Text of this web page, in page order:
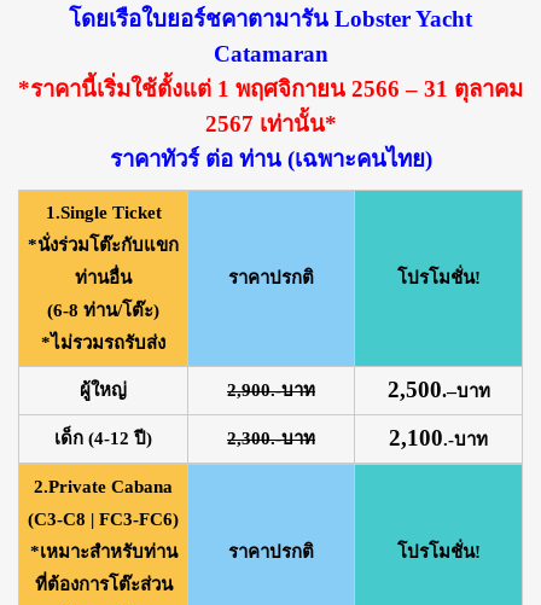
โดยเรือใบยอร์ชคาตามารัน Lobster Yacht
Catamaran
*ราคานี้เริ่มใช้ตั้งแต่ 1 พฤศจิกายน 2566 – 31 ตุลาคม
2567 เท่านั้น*
ราคาทัวร์ ต่อ ท่าน (เฉพาะคนไทย)
1.Single Ticket
*นั่งร่วมโต๊ะกับแขก
ท่านอื่น
(6-8 ท่าน/โต๊ะ)
*ไม่รวมรถรับส่ง
ราคาปรกติ โปรโมชั่น!
ผู้ใหญ่ 2,900.-บาท 2,500.–บาท
เด็ก (4-12 ปี) 2,300.-บาท 2,100.-บาท
2.Private Cabana
(C3-C8 | FC3-FC6)
*เหมาะสำหรับท่าน
ที่ต้องการโต๊ะส่วน
ราคาปรกติ โปรโมชั่น!